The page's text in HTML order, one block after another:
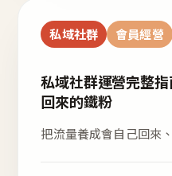
私域社群 會員經營
私域社群運營完整
回來的鐵粉
把流量養成會自己回來